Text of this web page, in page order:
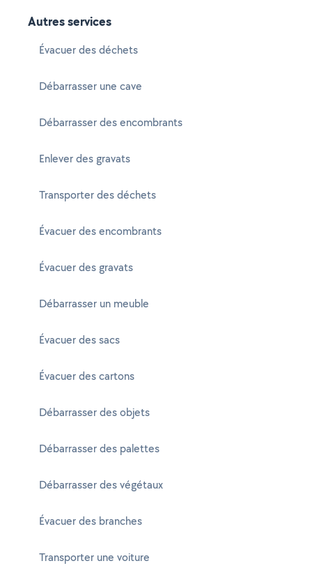
Autres services
Évacuer des déchets
Débarrasser une cave
Débarrasser des encombrants
Enlever des gravats
Transporter des déchets
Évacuer des encombrants
Évacuer des gravats
Débarrasser un meuble
Évacuer des sacs
Évacuer des cartons
Débarrasser des objets
Débarrasser des palettes
Débarrasser des végétaux
Évacuer des branches
Transporter une voiture